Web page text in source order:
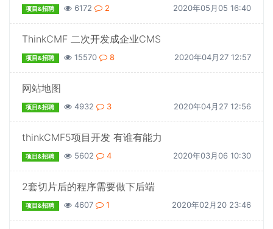
项目&招聘 6172 2 2020年05月05 16:40
ThinkCMF 二次开发成企业CMS
项目&招聘 15570 8 2020年04月27 12:57
网站地图
项目&招聘 4932 3 2020年04月27 12:56
thinkCMF5项目开发 有谁有能力
项目&招聘 5602 4 2020年03月06 10:30
2套切片后的程序需要做下后端
项目&招聘 4607 1 2020年02月20 23:46